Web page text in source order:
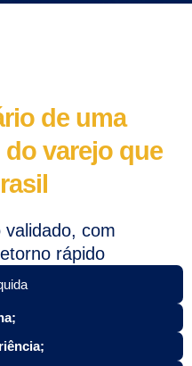
de uma
varejo que
com
rápido